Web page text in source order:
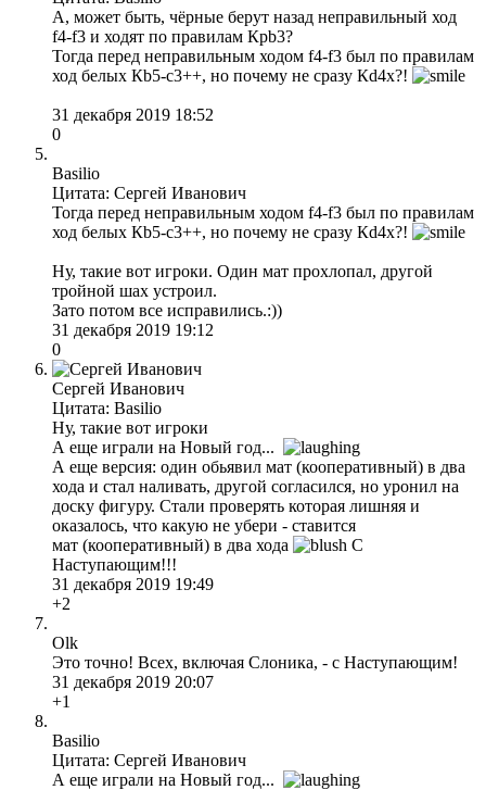
А, может быть, чёрные берут назад неправильный ход
f4-f3 и ходят по правилам Крb3?
Тогда перед неправильным ходом f4-f3 был по правилам
ход белых Кb5-с3++, но почему не сразу Кd4x?!
31 декабря 2019 18:52
0
Basilio
Цитата: Сергей Иванович
Тогда перед неправильным ходом f4-f3 был по правилам
ход белых Кb5-с3++, но почему не сразу Кd4x?!
Ну, такие вот игроки. Один мат прохлопал, другой
тройной шах устроил.
Зато потом все исправились.:))
31 декабря 2019 19:12
0
Сергей Иванович
Цитата: Basilio
Ну, такие вот игроки
А еще играли на Новый год...
А еще версия: один обьявил мат (кооперативный) в два
хода и стал наливать, другой согласился, но уронил на
доску фигуру. Стали проверять которая лишняя и
оказалось, что какую не убери - ставится
мат (кооперативный) в два хода
С
Наступающим!!!
31 декабря 2019 19:49
+2
Olk
Это точно! Всех, включая Слоника, - с Наступающим!
31 декабря 2019 20:07
+1
Basilio
Цитата: Сергей Иванович
А еще играли на Новый год...